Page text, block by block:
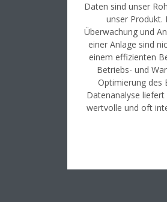
Daten sind unser
unser Produkt.
Überwachung und
einer Anlage sind
einem effizienten
Betriebs- und
Optimierung des
Datenanalyse
wertvolle und oft